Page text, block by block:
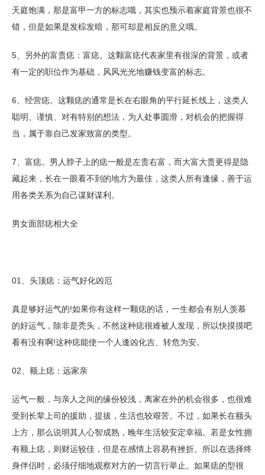
天庭饱满，那是富甲一方的标志哦，其实也预示着家庭背景也很不
错，但是如果是发棕发暗，那可却是相反的意义哦。
5、另外的富贵痣：富痣。这颗富痣代表家里有很深的背景，或者
有一定的职位作为基础，风风光光地赚钱变富的标志。
6、经营痣。这颗痣的通常是长在右眼角的平行延长线上，这类人
聪明、谨慎、对有特别的想法，为人处事圆滑，对机会的把握得
当，属于靠自己发家致富的类型。
7、富痣。男人脖子上的痣一般是左贵右富，而大富大贵更得是隐
藏起来，长在一眼看不到的地方为最佳，这类人所有逢缘，善于运
用各类关系为自己谋财谋利。
男女面部痣相大全
01、头顶痣：运气好化凶厄
真是够好运气的!如果你有这样一颗痣的话，一生都会有别人羡慕
的好运气，除非是秃头，不然这种痣很难被人发现，所以快摸摸吧
看有没有啊!这种痣能使一个人逢凶化吉、转危为安。
02、额上痣：远家亲
运气一般，与亲人之间的缘份较浅，离家在外的机会很多，也很难
受到长辈上司的援助，提拔，生活也较艰苦。不过，如果长在额头
上方，那么说明其人心智成熟，晚年生活较安定幸福。若是女性拥
有额上痣，则财运较佳，但是在感情上容易有挫折。所以在选择终
身伴侣时，必须仔细地观察对方的一切言行举止。如果痣的型很